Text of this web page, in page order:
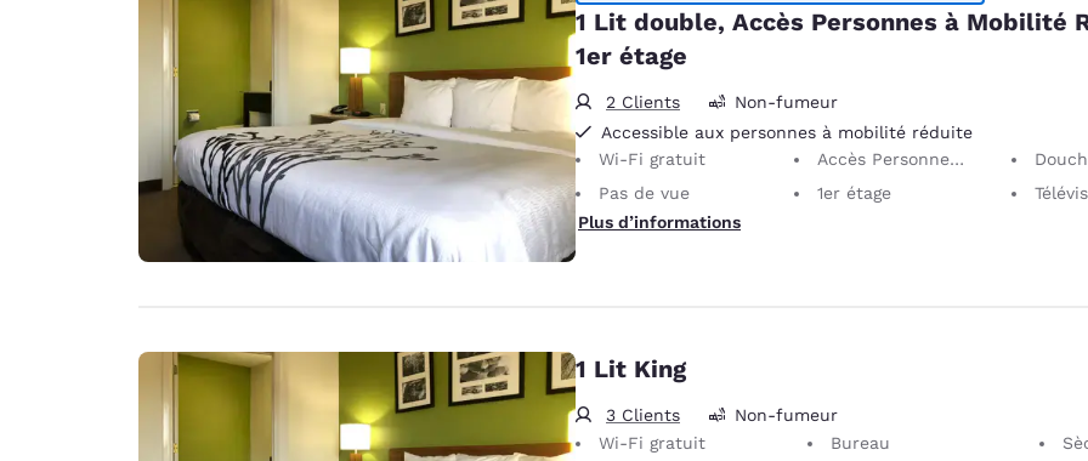
1 Lit double, Accès Personnes à Mobilité
1er étage
2 Clients
Non-fumeur
Accessible aux personnes à mobilité réduite
Wi-Fi gratuit
Accès Personnes à Mobilité Réduite
Douche
Pas de vue
1er étage
Plus d’informations
1 Lit King
3 Clients
Non-fumeur
Wi-Fi gratuit
Bureau